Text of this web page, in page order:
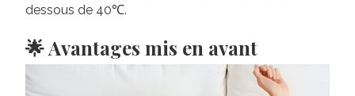
dessous de 40℃.
🌟 Avantages mis en avant